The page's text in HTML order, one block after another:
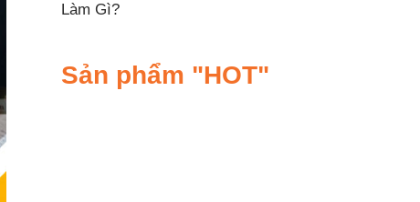
Làm Gì?
Sản phẩm "HOT"